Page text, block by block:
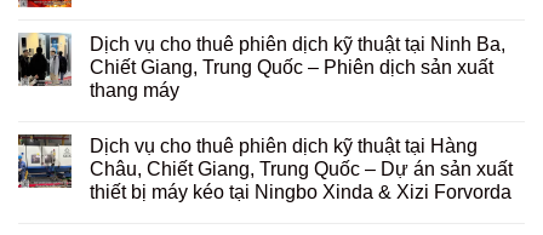
Dịch vụ cho thuê phiên dịch kỹ thuật tại Ninh Ba,
Chiết Giang, Trung Quốc – Phiên dịch sản xuất
thang máy
Dịch vụ cho thuê phiên dịch kỹ thuật tại Hàng
Châu, Chiết Giang, Trung Quốc – Dự án sản xuất
thiết bị máy kéo tại Ningbo Xinda & Xizi Forvorda